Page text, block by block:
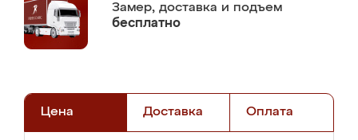
Замер, доставка и подъем
бесплатно
Цена Доставка Оплата